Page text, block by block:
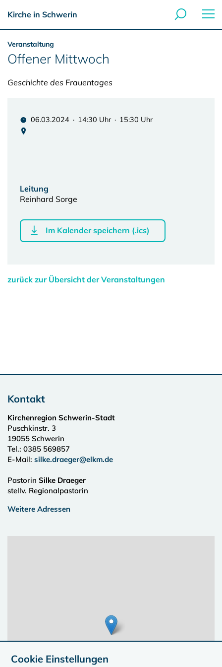
Kirche in Schwerin
Veranstaltung
Offener Mittwoch
Geschichte des Frauentages
06.03.2024 · 14:30 Uhr · 15:30 Uhr
Leitung
Reinhard Sorge
Im Kalender speichern (.ics)
zurück zur Übersicht der Veranstaltungen
Kontakt
Kirchenregion Schwerin-Stadt
Puschkinstr. 3
19055 Schwerin
Tel.: 0385 569857
E-Mail: silke.draeger@elkm.de
Pastorin Silke Draeger
stellv. Regionalpastorin
Weitere Adressen
Cookie Einstellungen